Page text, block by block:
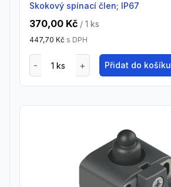
Skokový spínací člen; IP67
370,00 Kč / 1 ks
447,70 Kč s DPH
Přidat do košíku